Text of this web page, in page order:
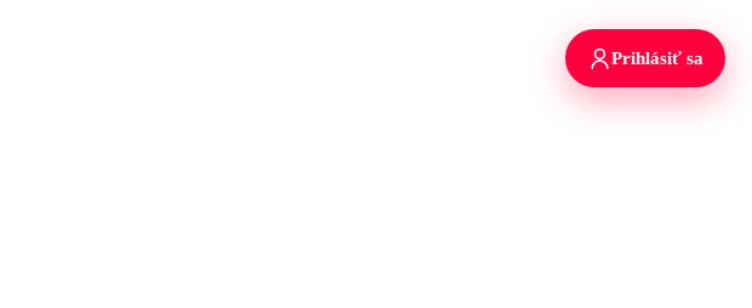
Prihlásiť sa